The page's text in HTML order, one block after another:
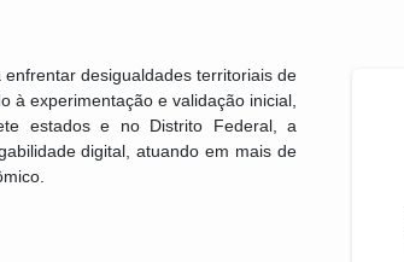
desigualdades territoriais de
à experimentação e validação inicial,
estados e no Distrito Federal, a
digital, atuando em mais de